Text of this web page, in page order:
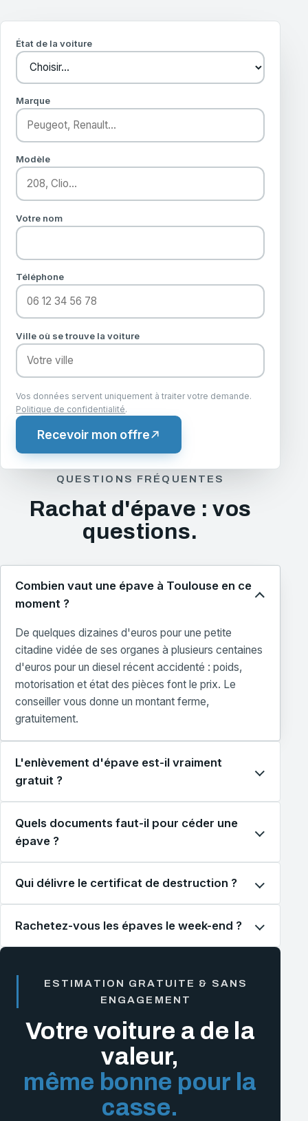
État de la voiture
Marque
Modèle
Votre nom
Téléphone
Ville où se trouve la voiture
Vos données servent uniquement à traiter votre demande.
Politique de confidentialité.
Recevoir mon offre
QUESTIONS FRÉQUENTES
Rachat d'épave : vos
questions.
Combien vaut une épave à Toulouse en ce
moment ?
De quelques dizaines d'euros pour une petite
citadine vidée de ses organes à plusieurs centaines
d'euros pour un diesel récent accidenté : poids,
motorisation et état des pièces font le prix. Le
conseiller vous donne un montant ferme,
gratuitement.
L'enlèvement d'épave est-il vraiment
gratuit ?
Quels documents faut-il pour céder une
épave ?
Qui délivre le certificat de destruction ?
Rachetez-vous les épaves le week-end ?
ESTIMATION GRATUITE & SANS
ENGAGEMENT
Votre voiture a de la
valeur,
même bonne pour la
casse.